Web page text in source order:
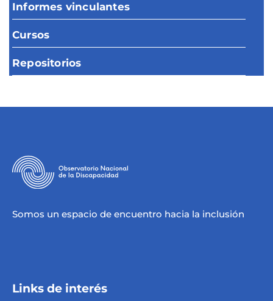
Informes vinculantes
Cursos
Repositorios
Somos un espacio de encuentro hacia la inclusión
Links de interés